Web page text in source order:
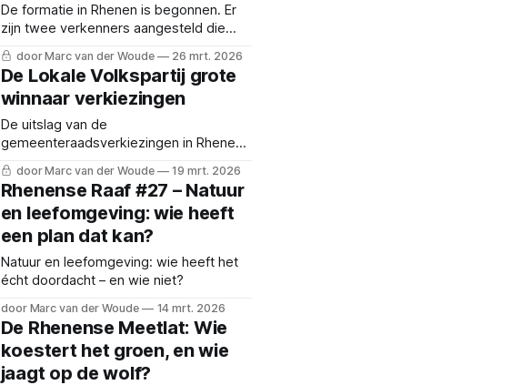
De formatie in Rhenen is begonnen. Er
zijn twee verkenners aangesteld die
komende maand twee opties gaan
onderzoeken.
door Marc van der Woude 26 mrt. 2026
De Lokale Volkspartij grote
winnaar verkiezingen
De uitslag van de
gemeenteraadsverkiezingen in Rhenen
laat een flinke verschuiving in de
politieke verhoudingen zien.
door Marc van der Woude 19 mrt. 2026
Rhenense Raaf #27 – Natuur
en leefomgeving: wie heeft
een plan dat kan?
Natuur en leefomgeving: wie heeft het
écht doordacht – en wie niet?
door Marc van der Woude 14 mrt. 2026
De Rhenense Meetlat: Wie
koestert het groen, en wie
jaagt op de wolf?